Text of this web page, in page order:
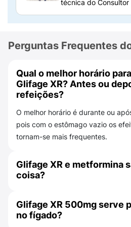
indicado para tratamento
complementação ao uso
Também pode ser
síndrome dos ovários
caracterizada por ciclos
pelos e obesidade.
Para que serve Glifage
diabetesque ajuda a
níveis de açúcar no sangue.
principais:
técnica do Consultor
Perguntas Frequentes
Qual o melhor horário
Glifage XR? Antes ou
refeições?
O melhor horário é durante ou
pois com o estômago vazio os
tornam-se mais frequentes.
Glifage XR e metformina
coisa?
ação prolongada.
Glifage XR 500mg serve
no fígado?